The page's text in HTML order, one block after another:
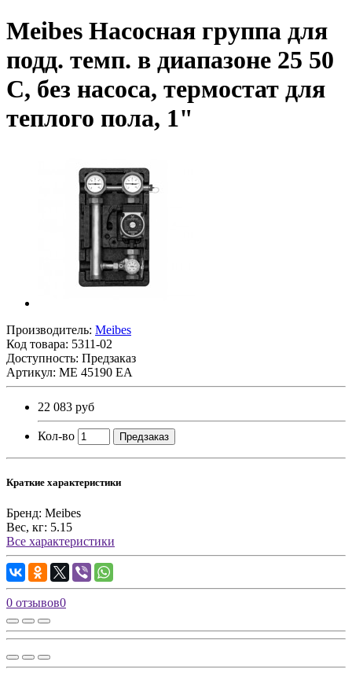
Meibes Насосная группа для
подд. темп. в диапазоне 25 50
С, без насоса, термостат для
теплого пола, 1"
Производитель: Meibes
Код товара: 5311-02
Доступность: Предзаказ
Артикул: ME 45190 EA
22 083 руб
Кол-во Предзаказ
Краткие характеристики
Бренд: Meibes
Вес, кг: 5.15
Все характеристики
0 отзывов0